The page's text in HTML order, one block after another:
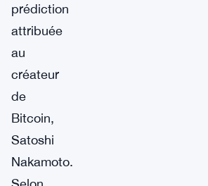
prédiction
attribuée
au
créateur
de
Bitcoin,
Satoshi
Nakamoto.